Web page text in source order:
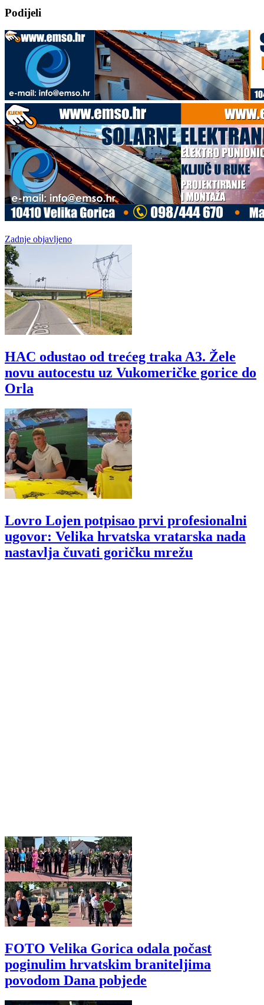
Podijeli
Zadnje objavljeno
HAC odustao od trećeg traka A3. Žele
novu autocestu uz Vukomeričke gorice do
Orla
Lovro Lojen potpisao prvi profesionalni
ugovor: Velika hrvatska vratarska nada
nastavlja čuvati goričku mrežu
FOTO Velika Gorica odala počast
poginulim hrvatskim braniteljima
povodom Dana pobjede